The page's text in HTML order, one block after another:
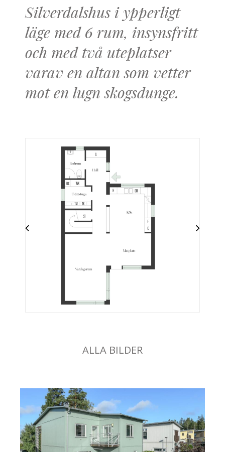
Silverdalshus i ypperligt
läge med 6 rum, insynsfritt
och med två uteplatser
varav en altan som vetter
mot en lugn skogsdunge.
ALLA BILDER